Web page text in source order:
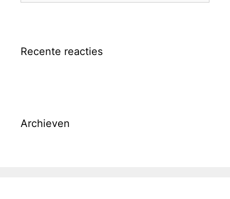
Recente reacties
Archieven